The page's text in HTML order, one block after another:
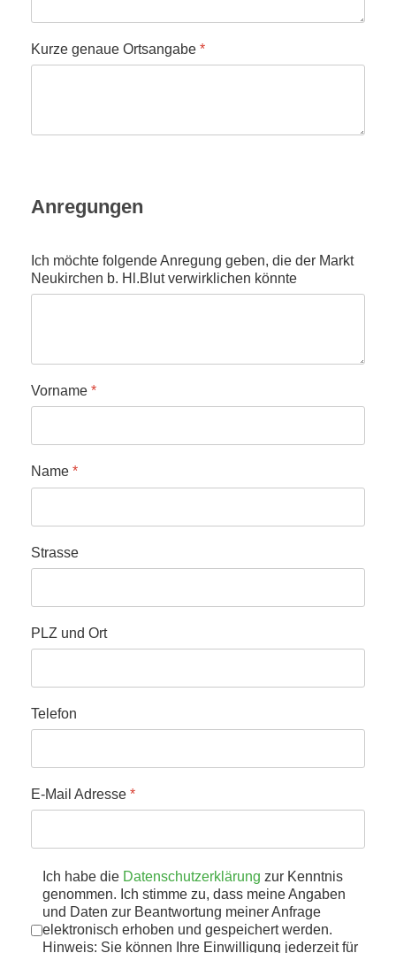
Kurze genaue Ortsangabe *
Anregungen
Ich möchte folgende Anregung geben, die der Markt
Neukirchen b. Hl.Blut verwirklichen könnte
Vorname *
Name *
Strasse
PLZ und Ort
Telefon
E-Mail Adresse *
Datenschutz*
Ich habe die Datenschutzerklärung zur Kenntnis
genommen. Ich stimme zu, dass meine Angaben
und Daten zur Beantwortung meiner Anfrage
elektronisch erhoben und gespeichert werden.
Hinweis: Sie können Ihre Einwilligung jederzeit für